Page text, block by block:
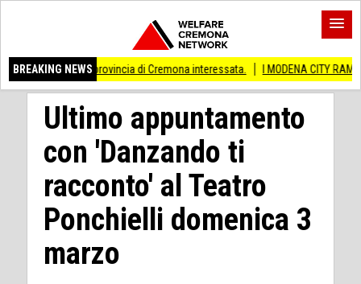
BREAKING NEWS
provincia di Cremona interessata. I MODENA CITY RAMBLERS
Ultimo appuntamento
con 'Danzando ti
racconto' al Teatro
Ponchielli domenica 3
marzo